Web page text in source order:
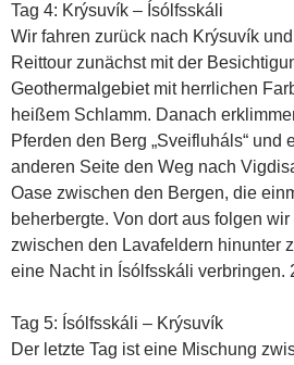
Tag 4: Krýsuvík – Ísólfsskáli
Wir fahren zurück nach Krýsuvík
Reittour zunächst mit der
Geothermalgebiet mit herrlichen
heißem Schlamm. Danach
Pferden den Berg „Sveifluháls“ und
anderen Seite den Weg nach
Oase zwischen den Bergen, die
beherbergte. Von dort aus folgen
zwischen den Lavafeldern hinunter
eine Nacht in Ísólfsskáli verbringen.
Tag 5: Ísólfsskáli – Krýsuvík
Der letzte Tag ist eine Mischung